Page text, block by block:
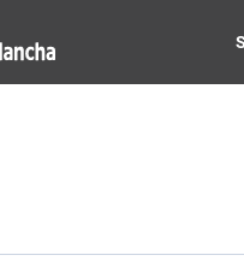
región de